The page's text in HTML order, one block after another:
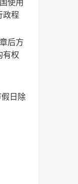
使用
政程
后方
有权
日除